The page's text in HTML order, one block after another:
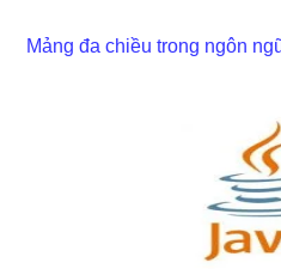
Mảng đa chiều trong ngôn